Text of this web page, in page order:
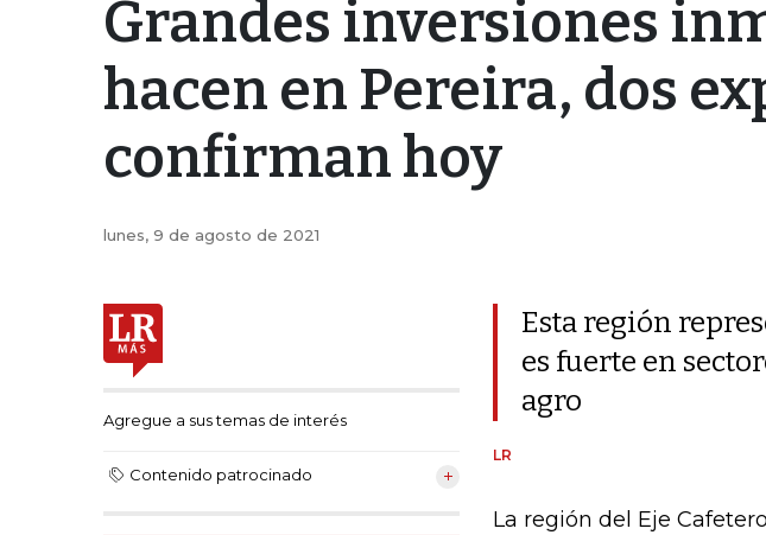
Grandes inversiones
hacen en Pereira, dos
confirman hoy
lunes, 9 de agosto de 2021
Agregue a sus temas de interés
Contenido patrocinado
Esta región
es fuerte en
agro
LR
La región del Eje